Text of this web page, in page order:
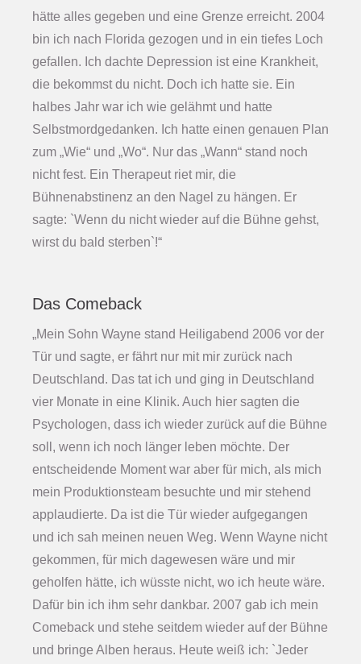
hätte alles gegeben und eine Grenze erreicht. 2004
bin ich nach Florida gezogen und in ein tiefes Loch
gefallen. Ich dachte Depression ist eine Krankheit,
die bekommst du nicht. Doch ich hatte sie. Ein
halbes Jahr war ich wie gelähmt und hatte
Selbstmordgedanken. Ich hatte einen genauen Plan
zum „Wie“ und „Wo“. Nur das „Wann“ stand noch
nicht fest. Ein Therapeut riet mir, die
Bühnenabstinenz an den Nagel zu hängen. Er
sagte: `Wenn du nicht wieder auf die Bühne gehst,
wirst du bald sterben`!“
Das Comeback
„Mein Sohn Wayne stand Heiligabend 2006 vor der
Tür und sagte, er fährt nur mit mir zurück nach
Deutschland. Das tat ich und ging in Deutschland
vier Monate in eine Klinik. Auch hier sagten die
Psychologen, dass ich wieder zurück auf die Bühne
soll, wenn ich noch länger leben möchte. Der
entscheidende Moment war aber für mich, als mich
mein Produktionsteam besuchte und mir stehend
applaudierte. Da ist die Tür wieder aufgegangen
und ich sah meinen neuen Weg. Wenn Wayne nicht
gekommen, für mich dagewesen wäre und mir
geholfen hätte, ich wüsste nicht, wo ich heute wäre.
Dafür bin ich ihm sehr dankbar. 2007 gab ich mein
Comeback und stehe seitdem wieder auf der Bühne
und bringe Alben heraus. Heute weiß ich: `Jeder